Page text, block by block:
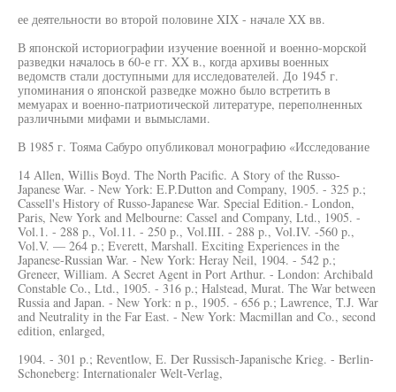
ее деятельности во второй половине XIX - начале XX вв.
В японской историографии изучение военной и военно-морской
разведки началось в 60-е гг. XX в., когда архивы военных
ведомств стали доступными для исследователей. До 1945 г.
упоминания о японской разведке можно было встретить в
мемуарах и военно-патриотической литературе, переполненных
различными мифами и вымыслами.
В 1985 г. Тояма Сабуро опубликовал монографию «Исследование
14 Allen, Willis Boyd. The North Pacific. A Story of the Russo-
Japanese War. - New York: E.P.Dutton and Company, 1905. - 325 p.;
Cassell's History of Russo-Japanese War. Special Edition.- London,
Paris, New York and Melbourne: Cassel and Company, Ltd., 1905. -
Vol.1. - 288 p., Vol.11. - 250 p., Vol.III. - 288 p., Vol.IV. -560 p.,
Vol.V. — 264 p.; Everett, Marshall. Exciting Experiences in the
Japanese-Russian War. - New York: Heray Neil, 1904. - 542 p.;
Greneer, William. A Secret Agent in Port Arthur. - London: Archibald
Constable Co., Ltd., 1905. - 316 p.; Halstead, Murat. The War between
Russia and Japan. - New York: n p., 1905. - 656 p.; Lawrence, T.J. War
and Neutrality in the Far East. - New York: Macmillan and Co., second
edition, enlarged,
1904. - 301 p.; Reventlow, E. Der Russisch-Japanische Krieg. - Berlin-
Schoneberg: Internationaler Welt-Verlag,